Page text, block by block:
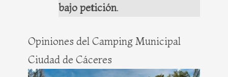
bajo petición.
Opiniones del Camping Municipal
Ciudad de Cáceres